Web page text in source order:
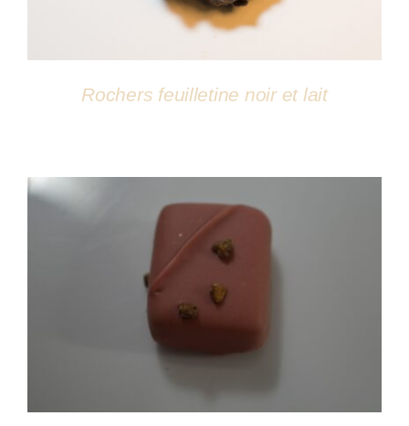
Rochers feuilletine noir et lait
DÉTAILS